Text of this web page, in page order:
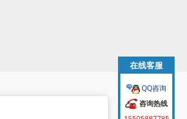
在线客服
QQ咨询
咨询热线